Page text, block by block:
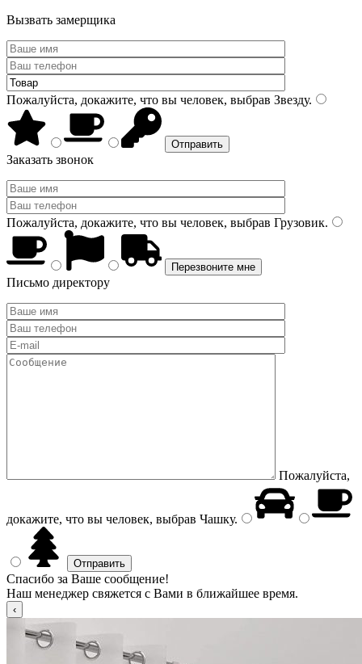
Вызвать замерщика
Пожалуйста, докажите, что вы человек, выбрав Звезду.
Заказать звонок
Пожалуйста, докажите, что вы человек, выбрав Грузовик.
Письмо директору
Пожалуйста,
докажите, что вы человек, выбрав Чашку.
Спасибо за Ваше сообщение!
Наш менеджер свяжется с Вами в ближайшее время.